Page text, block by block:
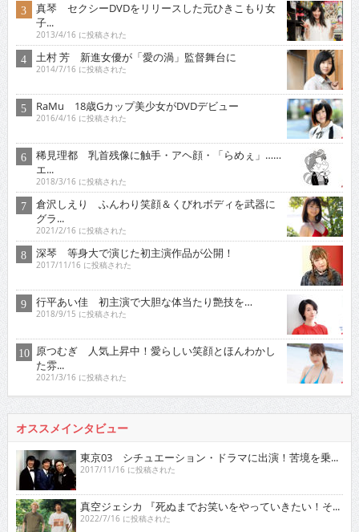
真琴 セクシーDVDをリリースした元ひきこもり女
子...
2013/4/16 に投稿された
土村 芳 新進女優が「愛の渦」監督舞台に
2014/7/16 に投稿された
RaMu 18歳Gカップ美少女がDVDデビュー
2016/4/16 に投稿された
稀見理都 乳首残像に触手・アヘ顔・「らめぇ」……
エ...
2018/3/16 に投稿された
倉沢しえり ふんわり笑顔＆くびれボディを武器に
グラ...
2021/2/16 に投稿された
深琴 等身大で演じた初主演作品が公開！
2017/11/16 に投稿された
行平あい佳 初主演で大胆な体当たり艶技を…
2018/9/15 に投稿された
原つむぎ 人気上昇中！愛らしい笑顔とほんわかし
た雰...
2021/3/16 に投稿された
オススメインタビュー
東京03 シチュエーション・ドラマに出演！苦境を乗...
2017/11/16 に投稿された
真空ジェシカ 『死ぬまでお笑いをやっていきたい！そ...
2022/7/16 に投稿された